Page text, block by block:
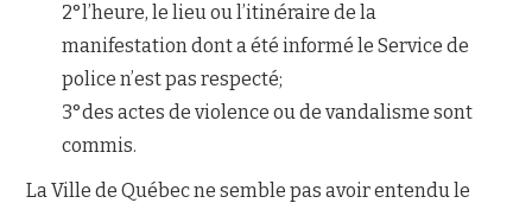
2°l’heure, le lieu ou l’itinéraire de la
manifestation dont a été informé le Service de
police n’est pas respecté;
3°des actes de violence ou de vandalisme sont
commis.
La Ville de Québec ne semble pas avoir entendu le